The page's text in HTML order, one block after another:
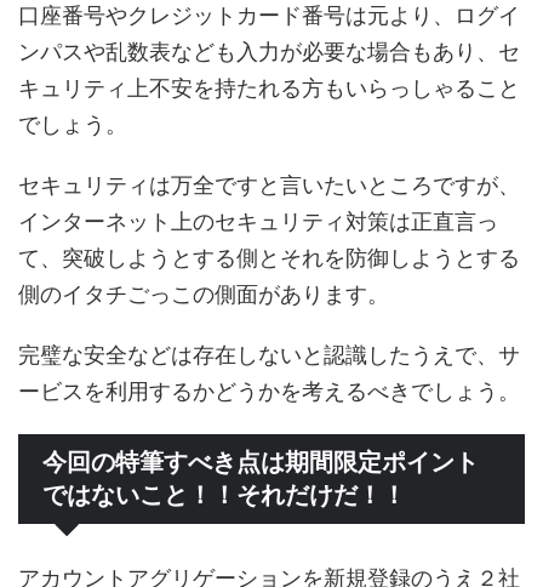
口座番号やクレジットカード番号は元より、ログイ
ンパスや乱数表なども入力が必要な場合もあり、セ
キュリティ上不安を持たれる方もいらっしゃること
でしょう。
セキュリティは万全ですと言いたいところですが、
インターネット上のセキュリティ対策は正直言っ
て、突破しようとする側とそれを防御しようとする
側のイタチごっこの側面があります。
完璧な安全などは存在しないと認識したうえで、サ
ービスを利用するかどうかを考えるべきでしょう。
今回の特筆すべき点は期間限定ポイント
ではないこと！！それだけだ！！
アカウントアグリゲーションを新規登録のうえ２社